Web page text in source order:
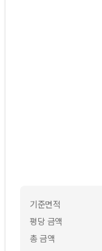
기준면적
평당 금액
총 금액